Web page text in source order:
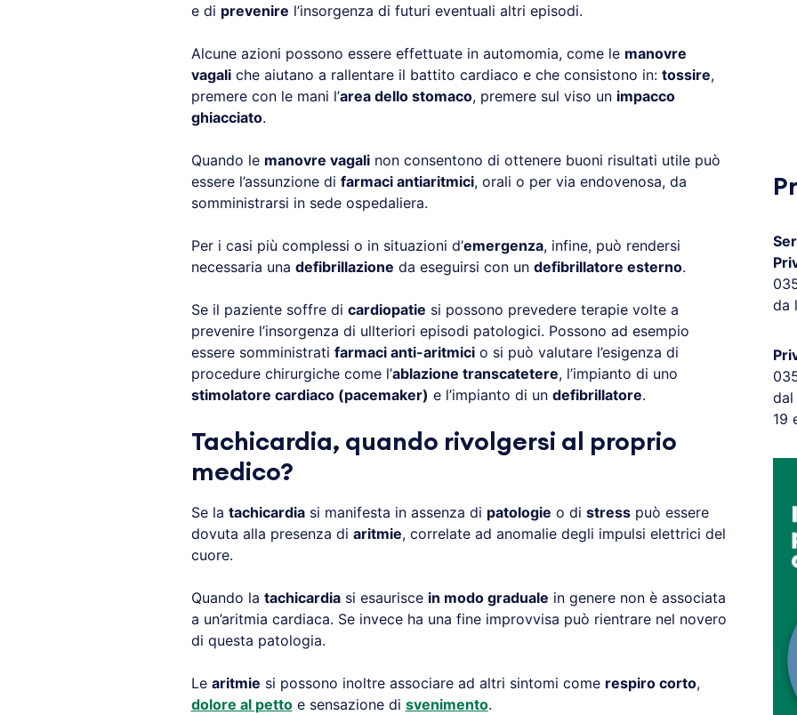
e di prevenire l’insorgenza di futuri eventuali altri episodi.
Alcune azioni possono essere effettuate in automomia, come le manovre
vagaliche aiutano a rallentare il battito cardiaco e che consistono in: tossire,
premere con le mani l’area dello stomaco, premere sul viso un impacco
ghiacciato.
Quando le manovre vagalinon consentono di ottenere buoni risultati utile può
essere l’assunzione di farmaci antiaritmici, orali o per via endovenosa, da
somministrarsi in sede ospedaliera.
Per i casi più complessi o in situazioni d’emergenza, infine, può rendersi
necessaria una defibrillazione da eseguirsi con un defibrillatore esterno.
Se il paziente soffre di cardiopatie si possono prevedere terapie volte a
prevenire l’insorgenza di ullteriori episodi patologici. Possono ad esempio
essere somministrati farmaci anti-aritmicio si può valutare l’esigenza di
procedure chirurgiche come l’ablazione transcatetere, l’impianto di uno
stimolatore cardiaco (pacemaker) e l’impianto di un defibrillatore.
Tachicardia, quando rivolgersi al proprio
medico?
Se la tachicardiasi manifesta in assenza di patologie o di stresspuò essere
dovuta alla presenza di aritmie, correlate ad anomalie degli impulsi elettrici del
cuore.
Quando la tachicardiasi esaurisce in modo graduale in genere non è associata
a un’aritmia cardiaca. Se invece ha una fine improvvisa può rientrare nel novero
di questa patologia.
Le aritmie si possono inoltre associare ad altri sintomi come respiro corto,
dolore al pettoe sensazione di svenimento.
da
dal
19